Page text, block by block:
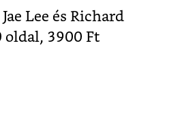
Lee és Richard
oldal, 3900 Ft